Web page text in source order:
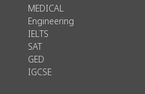
MEDICAL
Engineering
IELTS
SAT
GED
IGCSE